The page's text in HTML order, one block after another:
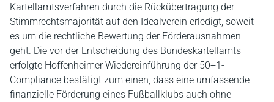
Kartellamtsverfahren durch die Rückübertragung der
Stimmrechtsmajorität auf den Idealverein erledigt, soweit
es um die rechtliche Bewertung der Förderausnahmen
geht. Die vor der Entscheidung des Bundeskartellamts
erfolgte Hoffenheimer Wiedereinführung der 50+1-
Compliance bestätigt zum einen, dass eine umfassende
finanzielle Förderung eines Fußballklubs auch ohne